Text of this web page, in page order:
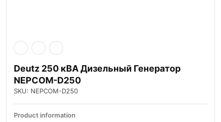
Deutz 250 кВА Дизельный Генератор
NEPCOM-D250
SKU: NEPCOM-D250
Product information